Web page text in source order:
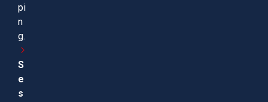
pi
n
g.
S
e
s